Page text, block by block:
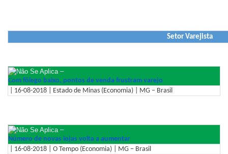
Setor Varejista
–
Com fôlego baixo, pontos de venda frustram varejo
| 16-08-2018 | Estado de Minas (Economia) | MG – Brasil
–
Número de novas lojas volta a aumentar
| 16-08-2018 | O Tempo (Economia) | MG – Brasil